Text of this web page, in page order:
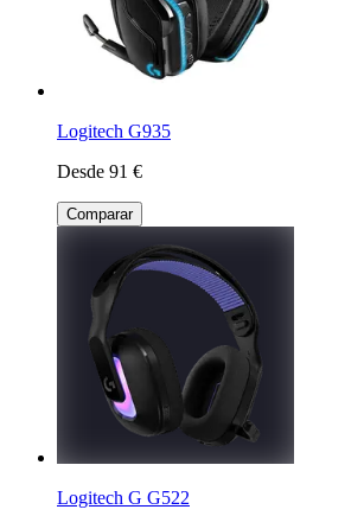
Logitech G935
Desde 91 €
Comparar
Logitech G G522